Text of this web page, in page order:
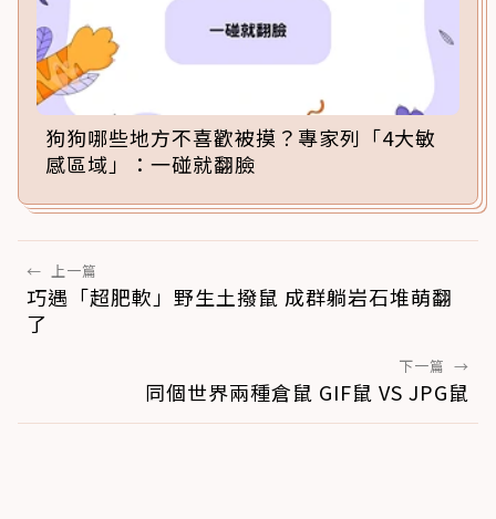
狗狗哪些地方不喜歡被摸？專家列「4大敏
感區域」：一碰就翻臉
← 上一篇
巧遇「超肥軟」野生土撥鼠 成群躺岩石堆萌翻
了
下一篇 →
同個世界兩種倉鼠 GIF鼠 VS JPG鼠